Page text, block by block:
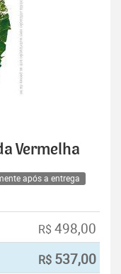
Vermelha
após a entrega
R$ 498,00
R$ 537,00